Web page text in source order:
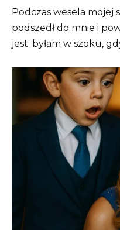
Podczas wesela mojej
podszedł do mnie i
jest: byłam w szoku,